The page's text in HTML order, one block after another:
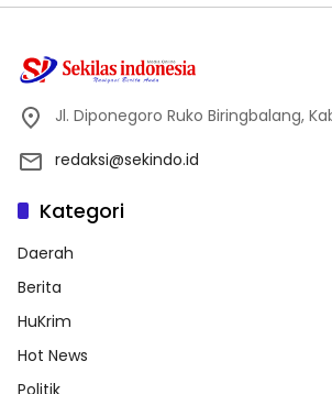
Jl. Diponegoro Ruko Biringbalang,
redaksi@sekindo.id
Kategori
Daerah
Berita
HuKrim
Hot News
Politik